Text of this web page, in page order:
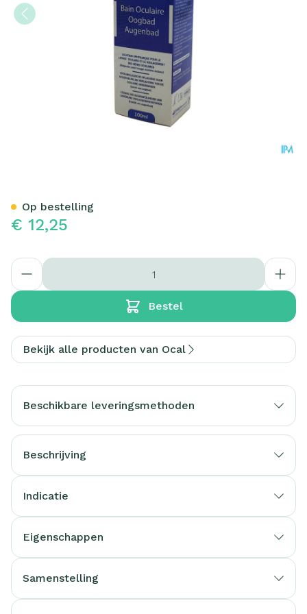
€ 12,25
Aantal
Bestel
Op bestelling
Bekijk alle producten van Ocal
Beschikbare leveringsmethoden
Beschrijving
Indicatie
Eigenschappen
Samenstelling